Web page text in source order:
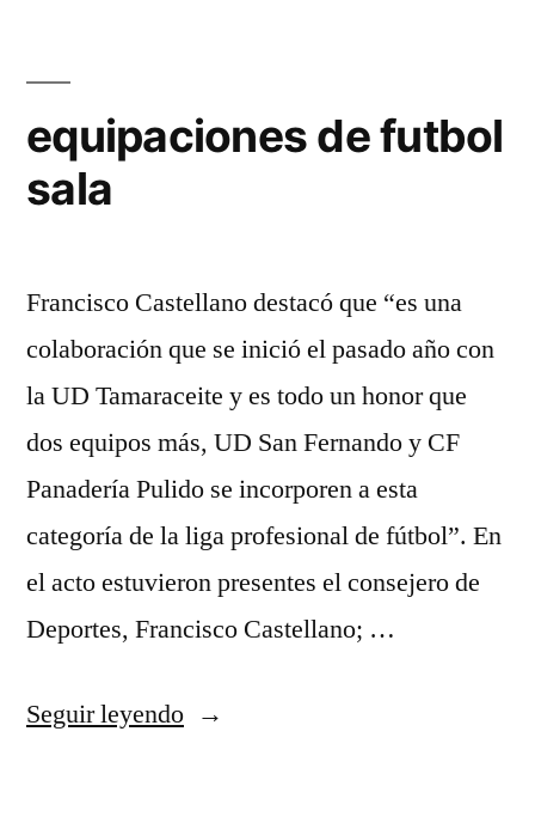
equipaciones de futbol
sala
Francisco Castellano destacó que “es una
colaboración que se inició el pasado año con
la UD Tamaraceite y es todo un honor que
dos equipos más, UD San Fernando y CF
Panadería Pulido se incorporen a esta
categoría de la liga profesional de fútbol”. En
el acto estuvieron presentes el consejero de
Deportes, Francisco Castellano; …
Seguir leyendo«equipaciones